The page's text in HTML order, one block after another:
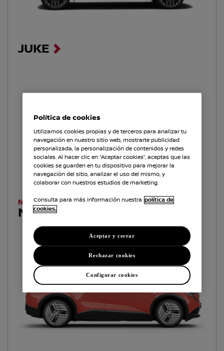
JUKE
NUEVO
NUEVO LEAF
Política de cookies
Utilizamos cookies propias y de terceros para analizar tu
navegación en nuestro sitio web, mostrarte publicidad
personalizada, la personalización de contenidos y redes
sociales. Al hacer clic en “Aceptar cookies”, aceptas que las
cookies se guarden en tu dispositivo para mejorar la
navegación del sitio, analizar el uso del mismo, y
colaborar con nuestros estudios de marketing.
Consulta para más información nuestra política de
cookies.
Rechazar cookies
Aceptar y cerrar
Configurar cookies